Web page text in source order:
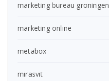
marketing bureau groningen
marketing online
metabox
mirasvit